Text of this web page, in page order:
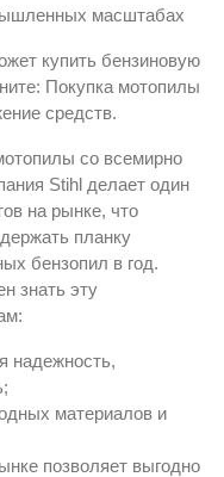
масштабах
купить бензиновую
Покупка мотопилы
средств.
со всемирно
Stihl делает один
на рынке, что
планку
бензопил в год.
знать эту
надежность,
материалов и
позволяет выгодно